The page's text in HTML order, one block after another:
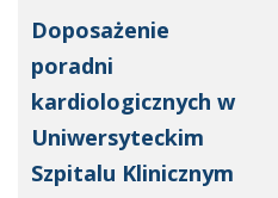
Doposażenie
poradni
kardiologicznych w
Uniwersyteckim
Szpitalu Klinicznym